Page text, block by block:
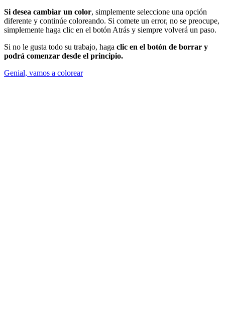
Si desea cambiar un color, simplemente seleccione una opción
diferente y continúe coloreando. Si comete un error, no se preocupe,
simplemente haga clic en el botón Atrás y siempre volverá un paso.
Si no le gusta todo su trabajo, haga clic en el botón de borrar y
podrá comenzar desde el principio.
Genial, vamos a colorear